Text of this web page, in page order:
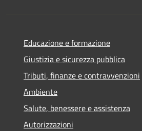
Educazione e formazione
Giustizia e sicurezza pubblica
Tributi, finanze e contravvenzioni
Ambiente
Salute, benessere e assistenza
Autorizzazioni